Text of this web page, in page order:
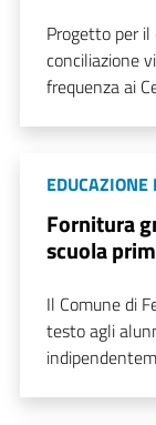
Progetto per
conciliazione
frequenza ai
Fornitura
scuola
Il Comune di
testo agli